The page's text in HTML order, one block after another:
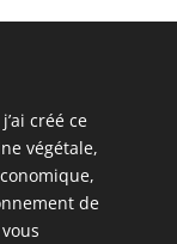
créé ce
végétale,
de